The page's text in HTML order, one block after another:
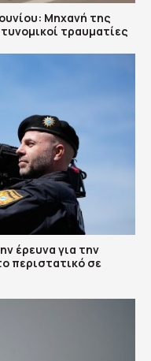
Μηχανή της
τραυματίες
έρευνα για την
περιστατικό σε